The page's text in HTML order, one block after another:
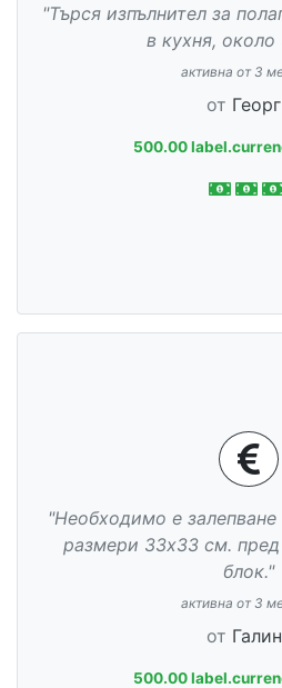
"Търся изпълнител за
в кухня, около
активна от 3
от
500.00
"Необходимо е залепване
размери 33х33 см. пред
блок."
активна от 3
от
500.00